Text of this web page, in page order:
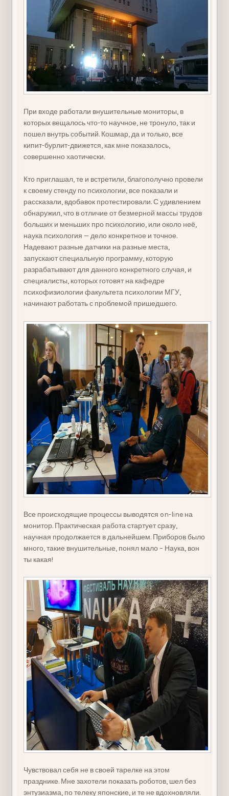
При входе работали внушительные мониторы, в
которых вещалось что-то научное, не тронуло, так и
пошел внутрь событий. Кошмар, да и только, все
кипит-бурлит-движется, как мне показалось,
совершенно хаотически.
Кто приглашал, те и встретили, благополучно провели
к своему стенду по психологии, все показали и
рассказали, вдобавок протестировали. С удивлением
обнаружил, что в отличие от безмерной массы трудов
больших и меньших про психологию, или около неё,
наука психология — дело конкретное и точное.
Надевают разные датчики на разные места,
запускают специальную программу, которую
разрабатывают для данного конкретного случая, и
специалисты, которых готовят на кафедре
психофизиологии факультета психологии МГУ,
начинают работать с проблемой пришедшего.
Все происходящие процессы выводятся on-line на
монитор. Практическая работа стартует сразу,
научная продолжается в дальнейшем. Приборов было
много, такие внушительные, понял мало – Наука, вон
ты какая!
Чувствовал себя не в своей тарелке на этом
празднике. Мне захотели показать роботов, шел без
энтузиазма, по телеку японские, и те не вдохновляли.